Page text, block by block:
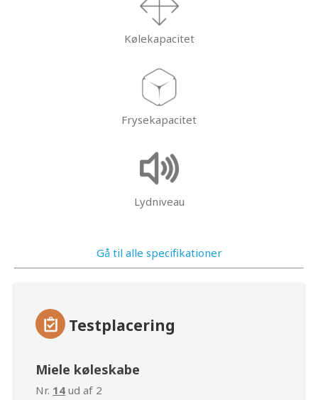
Kølekapacitet
Frysekapacitet
Lydniveau
Gå til alle specifikationer
Testplacering
Miele køleskabe
Nr. 14 ud af 2